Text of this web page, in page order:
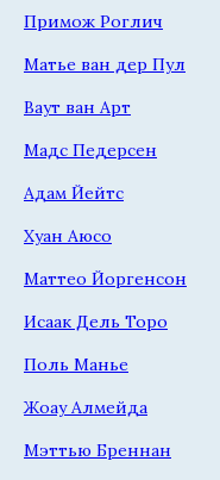
Примож Роглич
Матье ван дер Пул
Ваут ван Арт
Мадс Педерсен
Адам Йейтс
Хуан Аюсо
Маттео Йоргенсон
Исаак Дель Торо
Поль Манье
Жоау Алмейда
Мэттью Бреннан